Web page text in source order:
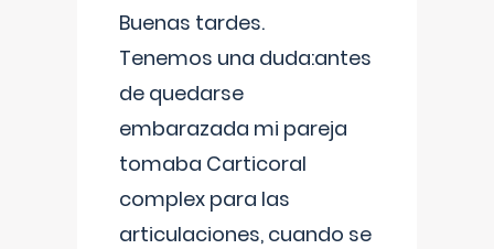
Buenas tardes.
Tenemos una duda:antes
de quedarse
embarazada mi pareja
tomaba Carticoral
complex para las
articulaciones, cuando se